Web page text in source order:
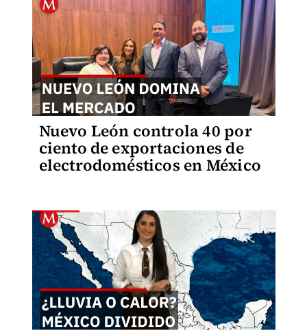
Nuevo León controla 40 por
ciento de exportaciones de
electrodomésticos en México